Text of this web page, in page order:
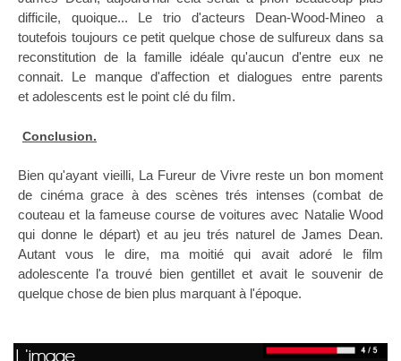
difficile, quoique... Le trio d'acteurs Dean-Wood-Mineo a
toutefois toujours ce petit quelque chose de sulfureux dans sa
reconstitution de la famille idéale qu'aucun d'entre eux ne
connait. Le manque d'affection et dialogues entre parents
et adolescents est le point clé du film.
Conclusion.
Bien qu'ayant vieilli, La Fureur de Vivre reste un bon moment
de cinéma grace à des scènes trés intenses (combat de
couteau et la fameuse course de voitures avec Natalie Wood
qui donne le départ) et au jeu trés naturel de James Dean.
Autant vous le dire, ma moitié qui avait adoré le film
adolescente l'a trouvé bien gentillet et avait le souvenir de
quelque chose de bien plus marquant à l'époque.
L'image